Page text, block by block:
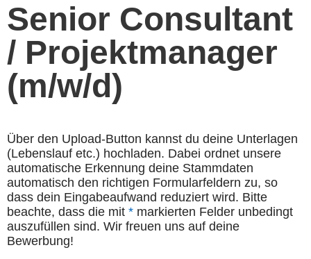
Senior Consultant
/ Projektmanager
(m/w/d)
Über den Upload-Button kannst du deine Unterlagen
(Lebenslauf etc.) hochladen. Dabei ordnet unsere
automatische Erkennung deine Stammdaten
automatisch den richtigen Formularfeldern zu, so
dass dein Eingabeaufwand reduziert wird. Bitte
beachte, dass die mit * markierten Felder unbedingt
auszufüllen sind. Wir freuen uns auf deine
Bewerbung!